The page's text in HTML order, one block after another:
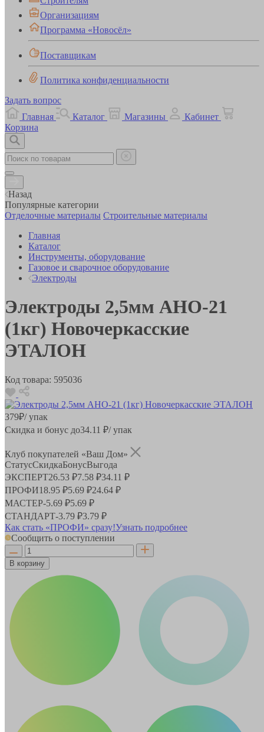
Организациям
Программа «Новосёл»
Поставщикам
Политика конфиденциальности
Задать вопрос
Главная
Каталог Магазины
Кабинет
Корзина
Назад
Популярные категории
Отделочные материалы Строительные материалы
Главная
Каталог
Инструменты, оборудование
Газовое и сварочное оборудование
Электроды
Электроды 2,5мм АНО-21
(1кг) Новочеркасские
ЭТАЛОН
Код товара: 595036
379₽/ упак
Скидка и бонус до34.11 ₽/ упак
Клуб покупателей «Ваш Дом»
СтатусСкидкаБонусВыгода
ЭКСПЕРТ26.53 ₽7.58 ₽34.11 ₽
ПРОФИ18.95 ₽5.69 ₽24.64 ₽
МАСТЕР-5.69 ₽5.69 ₽
СТАНДАРТ-3.79 ₽3.79 ₽
Как стать «ПРОФИ» сразу!Узнать подробнее
Сообщить о поступлении
В корзину